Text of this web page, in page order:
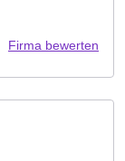
Firma bewerten